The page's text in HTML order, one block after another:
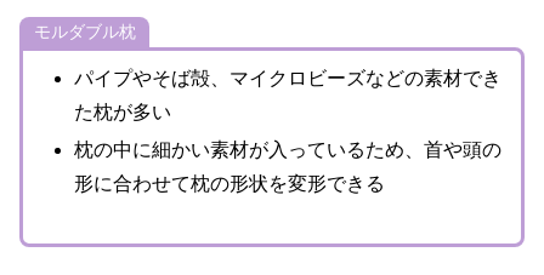
モルダブル枕
パイプやそば殻、マイクロビーズなどの素材でき
た枕が多い
枕の中に細かい素材が入っているため、首や頭の
形に合わせて枕の形状を変形できる